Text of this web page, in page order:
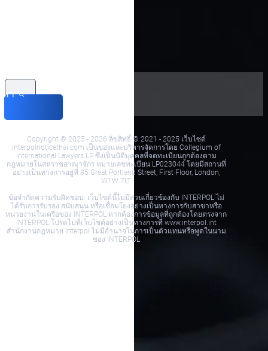
า
Copyright © 2025 - 2026 ลิขสิทธิ์ © 2021 - 2025 เว็บไซต์
interpolnoticethai.com เป็นของและบริหารจัดการโดย Collegium of
International Lawyers LP ซึ่งเป็นนิติบุคคลที่จดทะเบียนถูกต้องตาม
กฎหมายในสหราชอาณาจักร หมายเลขทะเบียน LP023044 โดยมีสถานที่
อย่างเป็นทางการอยู่ที่ 85 Great Portland Street, First Floor, London,
W1W 7LT
ข้อจำกัดความรับผิดชอบ: เว็บไซต์นี้ไม่มีส่วนเกี่ยวข้องกับ INTERPOL ไม่
ได้รับการรับรอง สนับสนุน หรือเชื่อมโยงอย่างเป็นทางการกับสาขาหรือ
หน่วยงานในเครือของ INTERPOL หากต้องการข้อมูลที่ถูกต้องโดยตรงจาก
INTERPOL โปรดไปที่เว็บไซต์อย่างเป็นทางการที่ www.interpol.int
สำนักงานกฎหมาย Interpol ไม่มีอำนาจในการเป็นตัวแทนหรือพูดในนาม
ของ INTERPOL